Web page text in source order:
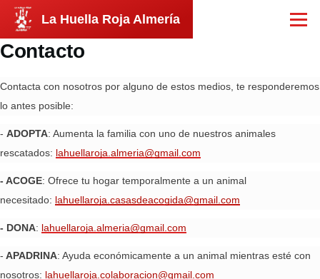
Pasar al contenido principal
La Huella Roja Almería Menú
Contacto
Contacta con nosotros por alguno de estos medios, te responderemos
lo antes posible:
- ADOPTA: Aumenta la familia con uno de nuestros animales
rescatados: lahuellaroja.almeria@gmail.com
- ACOGE: Ofrece tu hogar temporalmente a un animal
necesitado: lahuellaroja.casasdeacogida@gmail.com
- DONA: lahuellaroja.almeria@gmail.com
- APADRINA: Ayuda económicamente a un animal mientras esté con
nosotros: lahuellaroja.colaboracion@gmail.com